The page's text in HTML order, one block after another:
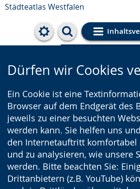
Städteatlas Westfalen
Cookie-
Dürfen wir Cookies
Ein Cookie ist eine
Browser auf dem Endgerät des
jeweils zu einer besuchten
werden kann. Sie helfen uns
den Internetauftritt komfortabel
und zu analysieren, wie unsere
werden. Bitte beachten Sie:
Drittanbietern (z.B. YouTube)